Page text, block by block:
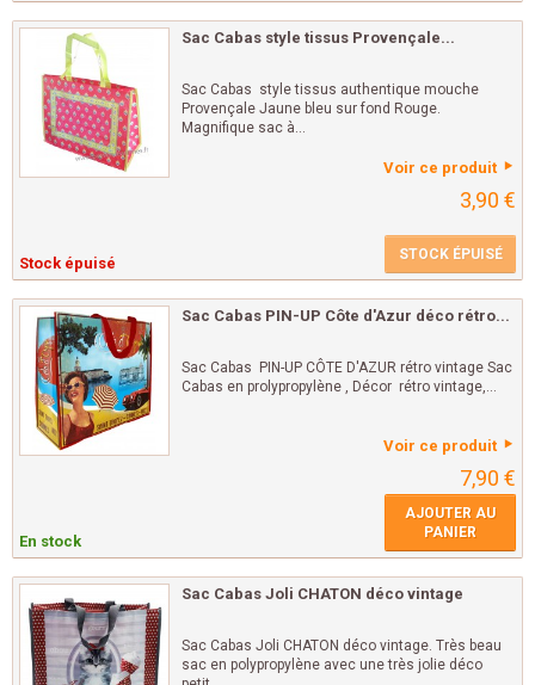
Sac Cabas style tissus Provençale...
Sac Cabas style tissus authentique mouche
Provençale Jaune bleu sur fond Rouge.
Magnifique sac à...
Voir ce produit
3,90 €
Stock épuisé STOCK ÉPUISÉ
Sac Cabas PIN-UP Côte d'Azur déco rétro...
Sac Cabas PIN-UP CÔTE D'AZUR rétro vintage Sac
Cabas en prolypropylène , Décor rétro vintage,...
Voir ce produit
7,90 €
En stock
AJOUTER AU
PANIER
Sac Cabas Joli CHATON déco vintage
Sac Cabas Joli CHATON déco vintage. Très beau
sac en polypropylène avec une très jolie déco